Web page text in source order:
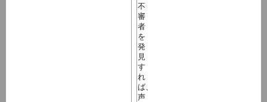
不
審
者
を
発
見
す
れ
ば、
声